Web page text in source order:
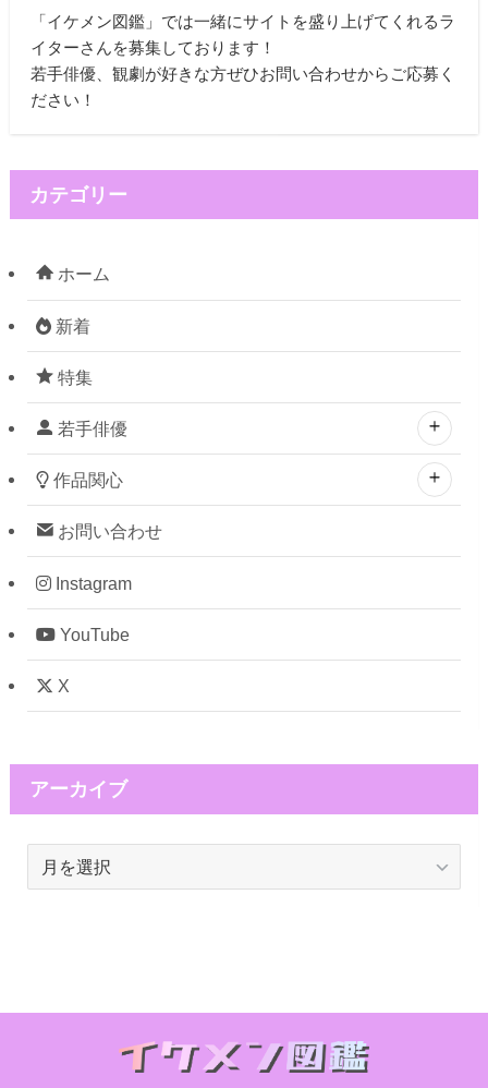
「イケメン図鑑」では一緒にサイトを盛り上げてくれるラ
イターさんを募集しております！
若手俳優、観劇が好きな方ぜひお問い合わせからご応募く
ださい！
カテゴリー
ホーム
新着
特集
若手俳優
作品関心
お問い合わせ
Instagram
YouTube
X
アーカイブ